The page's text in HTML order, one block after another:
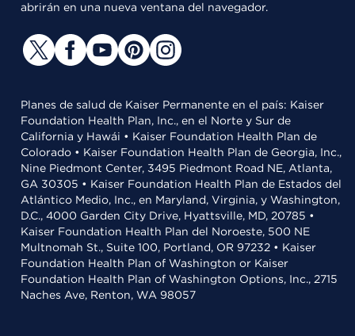
abrirán en una nueva ventana del navegador.
Planes de salud de Kaiser Permanente en el país: Kaiser
Foundation Health Plan, Inc., en el Norte y Sur de
California y Hawái • Kaiser Foundation Health Plan de
Colorado • Kaiser Foundation Health Plan de Georgia, Inc.,
Nine Piedmont Center, 3495 Piedmont Road NE, Atlanta,
GA 30305 • Kaiser Foundation Health Plan de Estados del
Atlántico Medio, Inc., en Maryland, Virginia, y Washington,
D.C., 4000 Garden City Drive, Hyattsville, MD, 20785 •
Kaiser Foundation Health Plan del Noroeste, 500 NE
Multnomah St., Suite 100, Portland, OR 97232 • Kaiser
Foundation Health Plan of Washington or Kaiser
Foundation Health Plan of Washington Options, Inc., 2715
Naches Ave, Renton, WA 98057